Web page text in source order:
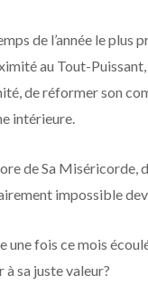
de l’année le
au Tout-
de réformer son
intérieure.
de Sa Miséricorde,
impossible
une fois ce mois
sa juste valeur?